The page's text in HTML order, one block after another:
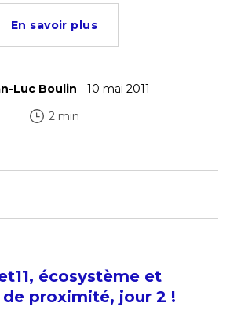
En savoir plus
Luc Boulin - 10 mai 2011
2 min
écosystème et
proximité, jour 2 !